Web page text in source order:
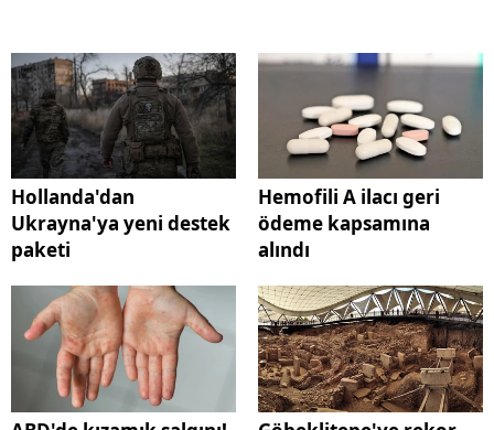
Hollanda'dan
Ukrayna'ya yeni destek
paketi
Hemofili A ilacı geri
ödeme kapsamına
alındı